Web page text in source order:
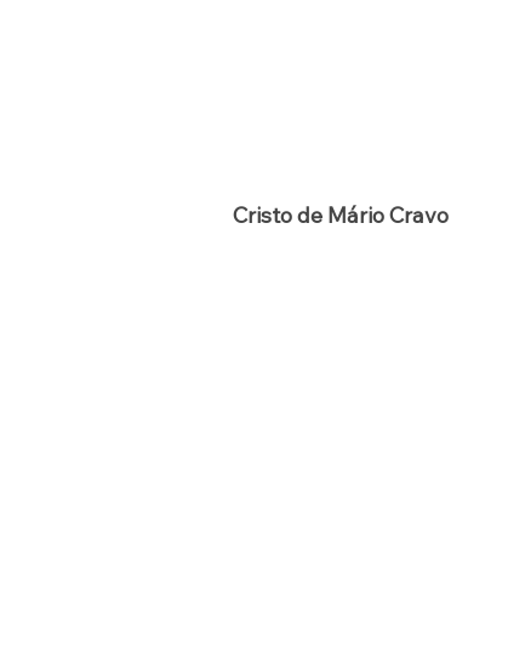
Cristo de Mário Cravo